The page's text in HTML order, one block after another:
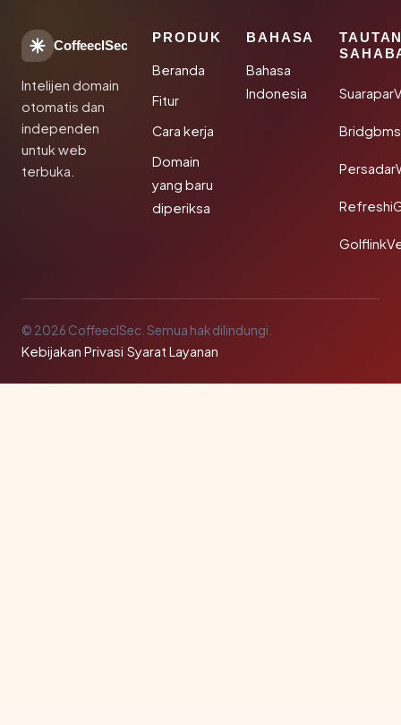
CoffeeclSec
Intelijen domain
otomatis dan
independen
untuk web
terbuka.
PRODUK
Beranda
Fitur
Cara kerja
Domain
yang baru
diperiksa
BAHASA
Bahasa
Indonesia
© 2026 CoffeeclSec. Semua hak dilindungi.
Kebijakan Privasi·Syarat Layanan